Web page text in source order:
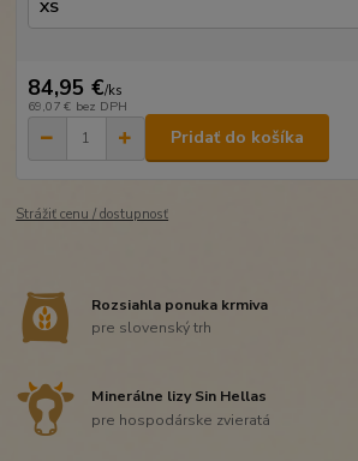
84,95 €/ks
69,07 € bez DPH
Pridať do košíka
Strážiť cenu / dostupnosť
Rozsiahla ponuka krmiva
pre slovenský trh
Minerálne lizy Sin Hellas
pre hospodárske zvieratá